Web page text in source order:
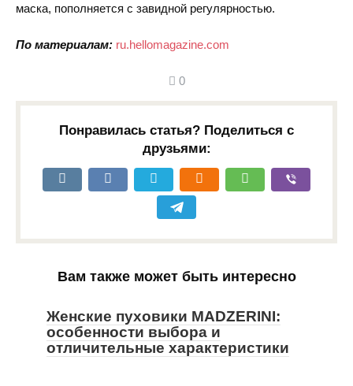
маска, пополняется с завидной регулярностью.
По материалам: ru.hellomagazine.com
0
Понравилась статья? Поделиться с
друзьями:
Вам также может быть интересно
Женские пуховики MADZERINI:
особенности выбора и
отличительные характеристики